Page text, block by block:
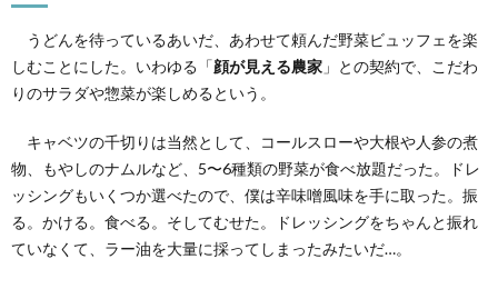
うどんを待っているあいだ、あわせて頼んだ野菜ビュッフェを楽
しむことにした。いわゆる「顔が見える農家 」との契約で、こだわ
りのサラダや惣菜が楽しめるという。
キャベツの千切りは当然として、コールスローや大根や人参の煮
物、もやしのナムルなど、5〜6種類の野菜が食べ放題だった。ドレ
ッシングもいくつか選べたので、僕は辛味噌風味を手に取った。振
る。かける。食べる。そしてむせた。ドレッシングをちゃんと振れ
ていなくて、ラー油を大量に採ってしまったみたいだ…。